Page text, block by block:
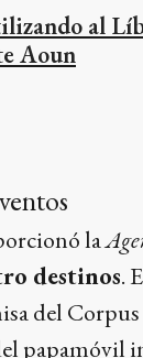
al
Aoun
la
destinos.
del
papamóvil